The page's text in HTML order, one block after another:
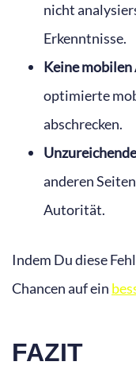
nicht
Erkenntnisse.
Keine mobilen
optimierte
abschrecken.
anderen
Autorität.
Indem Du diese
Chancen auf ein
FAZIT